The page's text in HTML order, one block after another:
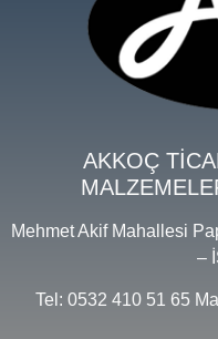
AKKOÇ
Mehmet Akif Mahallesi
–
Tel: 0532 410 51 65